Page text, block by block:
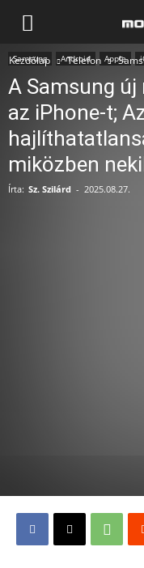
Mobilissimo.hu
Kezdőlap Telefon
Samsung Android Apple
A Samsung
az iPhone-t;
miközben
Írta: Sz. Szilárd - 2025.08.27.